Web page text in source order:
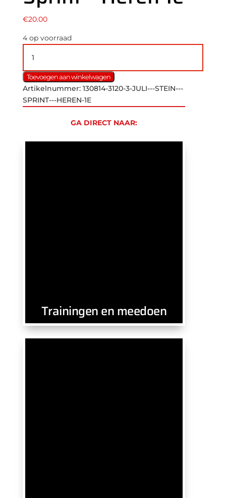
€20.00
4 op voorraad
-
Stein
-
Sprint
1e
Toevoegen aan winkelwagen
Artikelnummer: 130814-3120-3-JULI---STEIN---
SPRINT---HEREN-1E
GA DIRECT NAAR:
Trainingen en meedoen